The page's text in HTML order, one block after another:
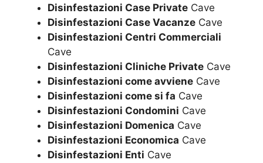
Disinfestazioni Case Private Cave
Disinfestazioni Case Vacanze Cave
Disinfestazioni Centri Commerciali
Cave
Disinfestazioni Cliniche Private Cave
Disinfestazioni come avviene Cave
Disinfestazioni come si fa Cave
Disinfestazioni Condomini Cave
Disinfestazioni Domenica Cave
Disinfestazioni Economica Cave
Disinfestazioni Enti Cave